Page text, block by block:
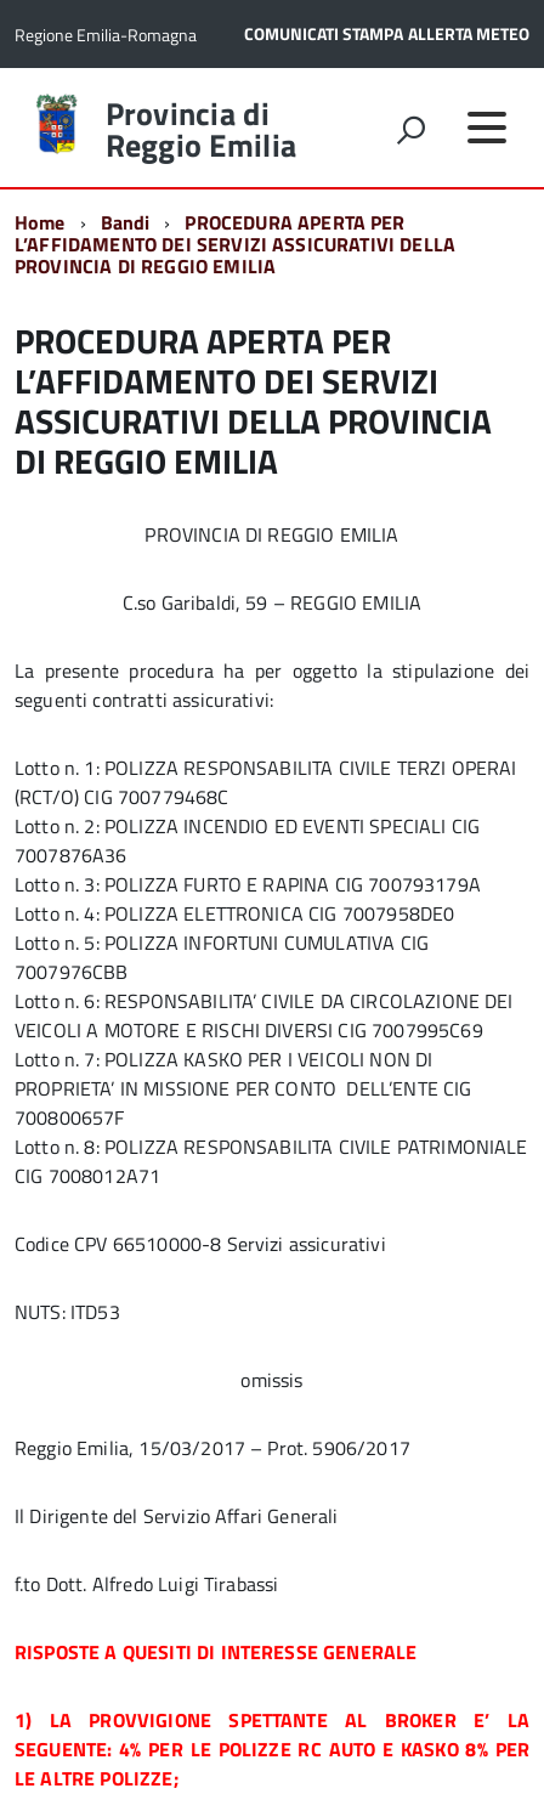
Regione Emilia-Romagna COMUNICATI STAMPAALLERTA METEO
Torna
alla
home
Provincia di
Reggio Emilia
Home Bandi PROCEDURA APERTA PER
L’AFFIDAMENTO DEI SERVIZI ASSICURATIVI DELLA
PROVINCIA DI REGGIO EMILIA
PROCEDURA APERTA PER
L’AFFIDAMENTO DEI SERVIZI
ASSICURATIVI DELLA PROVINCIA
DI REGGIO EMILIA
PROVINCIA DI REGGIO EMILIA
C.so Garibaldi, 59 – REGGIO EMILIA
La presente procedura ha per oggetto la stipulazione dei
seguenti contratti assicurativi:
Lotto n. 1: POLIZZA RESPONSABILITA CIVILE TERZI OPERAI
(RCT/O) CIG 700779468C
Lotto n. 2: POLIZZA INCENDIO ED EVENTI SPECIALI CIG
7007876A36
Lotto n. 3: POLIZZA FURTO E RAPINA CIG 700793179A
Lotto n. 4: POLIZZA ELETTRONICA CIG 7007958DE0
Lotto n. 5: POLIZZA INFORTUNI CUMULATIVA CIG
7007976CBB
Lotto n. 6: RESPONSABILITA’ CIVILE DA CIRCOLAZIONE DEI
VEICOLI A MOTORE E RISCHI DIVERSI CIG 7007995C69
Lotto n. 7: POLIZZA KASKO PER I VEICOLI NON DI
PROPRIETA’ IN MISSIONE PER CONTO DELL’ENTE CIG
700800657F
Lotto n. 8: POLIZZA RESPONSABILITA CIVILE PATRIMONIALE
CIG 7008012A71
Codice CPV 66510000-8 Servizi assicurativi
NUTS: ITD53
omissis
Reggio Emilia, 15/03/2017 – Prot. 5906/2017
Il Dirigente del Servizio Affari Generali
f.to Dott. Alfredo Luigi Tirabassi
RISPOSTE A QUESITI DI INTERESSE GENERALE
1) LA PROVVIGIONE SPETTANTE AL BROKER E’ LA
SEGUENTE: 4% PER LE POLIZZE RC AUTO E KASKO 8% PER
LE ALTRE POLIZZE;